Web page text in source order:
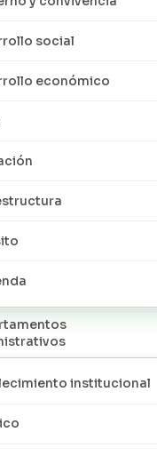
social
económico
institucional